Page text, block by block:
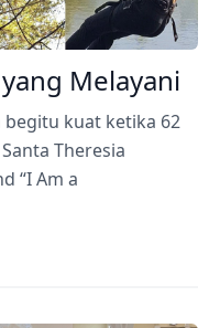
Melayani
kuat ketika 62
Theresia
“I Am a